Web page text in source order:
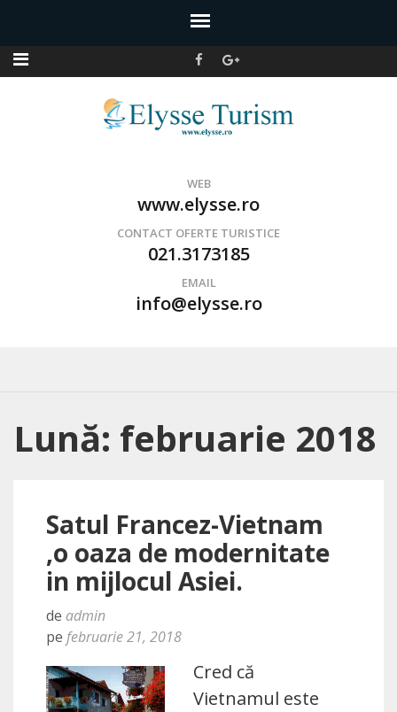
WEB
www.elysse.ro
CONTACT OFERTE TURISTICE
021.3173185
EMAIL
info@elysse.ro
Lună: februarie 2018
Satul Francez-Vietnam
,o oaza de modernitate
in mijlocul Asiei.
de admin
pe februarie 21, 2018
Cred că
Vietnamul este